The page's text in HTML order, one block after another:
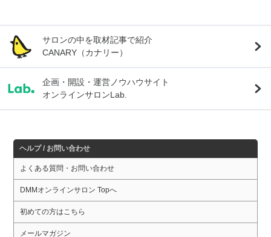
サロンの中を取材記事で紹介
CANARY（カナリー）
企画・開設・運営ノウハウサイト
オンラインサロンLab.
ヘルプ / お問い合わせ
よくある質問・お問い合わせ
DMMオンラインサロン Topへ
初めての方はこちら
メールマガジン